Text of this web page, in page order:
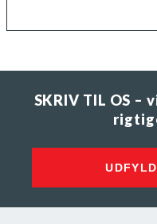
SKRIV TIL OS